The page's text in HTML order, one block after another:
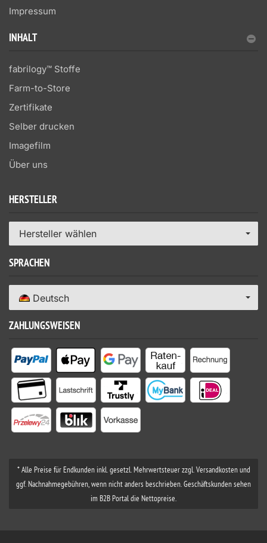
Impressum
INHALT
fabrilogy™ Stoffe
Farm-to-Store
Zertifikate
Selber drucken
Imagefilm
Über uns
HERSTELLER
Hersteller wählen
SPRACHEN
Deutsch
ZAHLUNGSWEISEN
* Alle Preise für Endkunden inkl. gesetzl. Mehrwertsteuer zzgl. Versandkosten und
ggf. Nachnahmegebühren, wenn nicht anders beschrieben. Geschäftskunden sehen
im B2B Portal die Nettopreise.